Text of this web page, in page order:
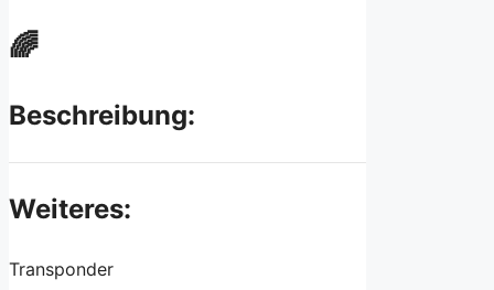
🌈
Beschreibung:
Weiteres:
Transponder